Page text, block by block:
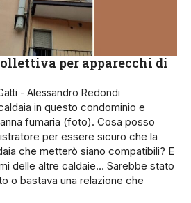
per apparecchi di
- Alessandro Redondi
in questo condominio e
fumaria (foto). Cosa posso
per essere sicuro che la
che metterò siano compatibili? E
delle altre caldaie… Sarebbe stato
o bastava una relazione che